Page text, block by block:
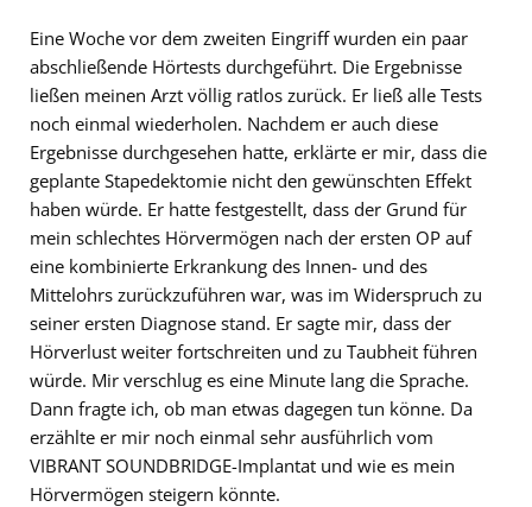
Eine Woche vor dem zweiten Eingriff wurden ein paar
abschließende Hörtests durchgeführt. Die Ergebnisse
ließen meinen Arzt völlig ratlos zurück. Er ließ alle Tests
noch einmal wiederholen. Nachdem er auch diese
Ergebnisse durchgesehen hatte, erklärte er mir, dass die
geplante Stapedektomie nicht den gewünschten Effekt
haben würde. Er hatte festgestellt, dass der Grund für
mein schlechtes Hörvermögen nach der ersten OP auf
eine kombinierte Erkrankung des Innen- und des
Mittelohrs zurückzuführen war, was im Widerspruch zu
seiner ersten Diagnose stand. Er sagte mir, dass der
Hörverlust weiter fortschreiten und zu Taubheit führen
würde. Mir verschlug es eine Minute lang die Sprache.
Dann fragte ich, ob man etwas dagegen tun könne. Da
erzählte er mir noch einmal sehr ausführlich vom
VIBRANT SOUNDBRIDGE-Implantat und wie es mein
Hörvermögen steigern könnte.